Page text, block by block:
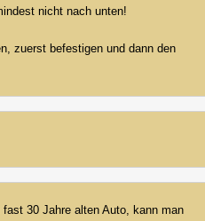
nicht nach unten!
zuerst befestigen und dann den
30 Jahre alten Auto, kann man